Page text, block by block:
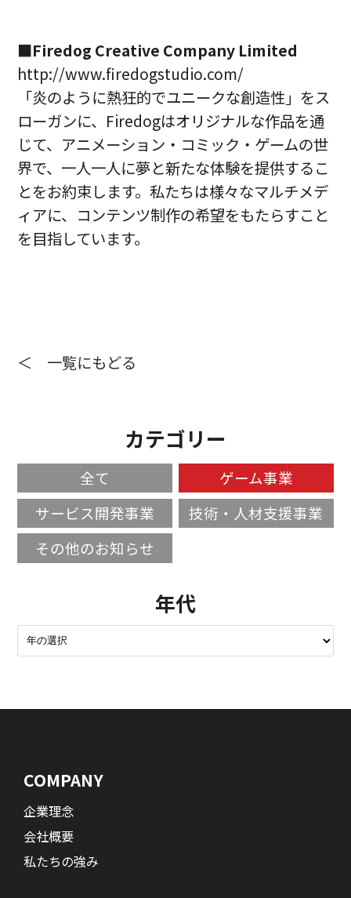
■Firedog Creative Company Limited
http://www.firedogstudio.com/
「炎のように熱狂的でユニークな創造性」をス
ローガンに、Firedogはオリジナルな作品を通
じて、アニメーション・コミック・ゲームの世
界で、一人一人に夢と新たな体験を提供するこ
とをお約束します。私たちは様々なマルチメデ
ィアに、コンテンツ制作の希望をもたらすこと
を目指しています。
＜ 一覧にもどる
カテゴリー
全て
ゲーム事業
サービス開発事業
技術・人材支援事業
その他のお知らせ
年代
COMPANY
企業理念
会社概要
私たちの強み